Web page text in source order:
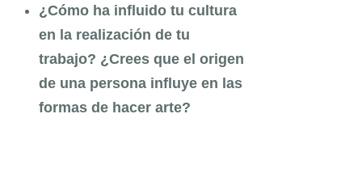
¿Cómo ha influido tu cultura
en la realización de tu
trabajo? ¿Crees que el origen
de una persona influye en las
formas de hacer arte?